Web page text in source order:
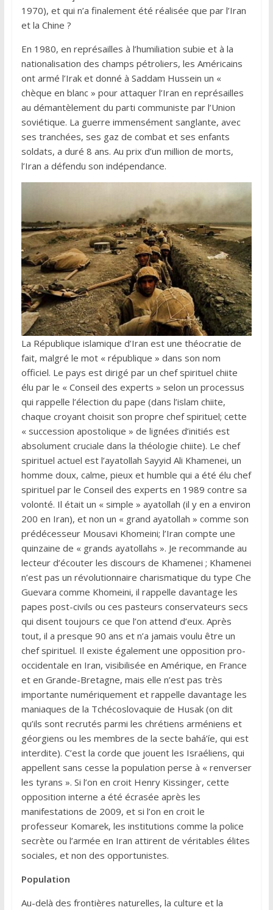
1970), et qui n’a finalement été réalisée que par l’Iran
et la Chine ?
En 1980, en représailles à l’humiliation subie et à la
nationalisation des champs pétroliers, les Américains
ont armé l’Irak et donné à Saddam Hussein un «
chèque en blanc » pour attaquer l’Iran en représailles
au démantèlement du parti communiste par l’Union
soviétique. La guerre immensément sanglante, avec
ses tranchées, ses gaz de combat et ses enfants
soldats, a duré 8 ans. Au prix d’un million de morts,
l’Iran a défendu son indépendance.
La République islamique d’Iran est une théocratie de
fait, malgré le mot « république » dans son nom
officiel. Le pays est dirigé par un chef spirituel chiite
élu par le « Conseil des experts » selon un processus
qui rappelle l’élection du pape (dans l’islam chiite,
chaque croyant choisit son propre chef spirituel; cette
« succession apostolique » de lignées d’initiés est
absolument cruciale dans la théologie chiite). Le chef
spirituel actuel est l’ayatollah Sayyid Ali Khamenei, un
homme doux, calme, pieux et humble qui a été élu chef
spirituel par le Conseil des experts en 1989 contre sa
volonté. Il était un « simple » ayatollah (il y en a environ
200 en Iran), et non un « grand ayatollah » comme son
prédécesseur Mousavi Khomeini; l’Iran compte une
quinzaine de « grands ayatollahs ». Je recommande au
lecteur d’écouter les discours de Khamenei ; Khamenei
n’est pas un révolutionnaire charismatique du type Che
Guevara comme Khomeini, il rappelle davantage les
papes post-civils ou ces pasteurs conservateurs secs
qui disent toujours ce que l’on attend d’eux. Après
tout, il a presque 90 ans et n’a jamais voulu être un
chef spirituel. Il existe également une opposition pro-
occidentale en Iran, visibilisée en Amérique, en France
et en Grande-Bretagne, mais elle n’est pas très
importante numériquement et rappelle davantage les
maniaques de la Tchécoslovaquie de Husak (on dit
qu’ils sont recrutés parmi les chrétiens arméniens et
géorgiens ou les membres de la secte bahá’íe, qui est
interdite). C’est la corde que jouent les Israéliens, qui
appellent sans cesse la population perse à « renverser
les tyrans ». Si l’on en croit Henry Kissinger, cette
opposition interne a été écrasée après les
manifestations de 2009, et si l’on en croit le
professeur Komarek, les institutions comme la police
secrète ou l’armée en Iran attirent de véritables élites
sociales, et non des opportunistes.
Population
Au-delà des frontières naturelles, la culture et la